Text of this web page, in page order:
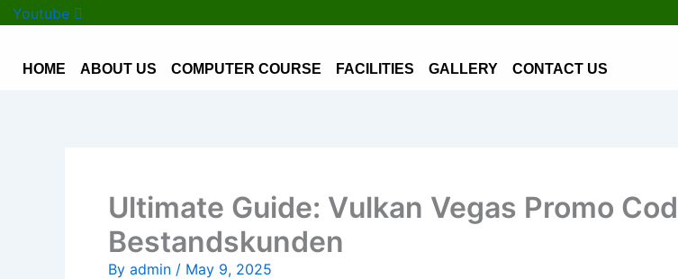
Youtube
HOME ABOUT US COMPUTER COURSE FACILITIES GALLERY CONTACT US
Ultimate Guide: Vulkan Vegas Promo
Bestandskunden
By admin / May 9, 2025